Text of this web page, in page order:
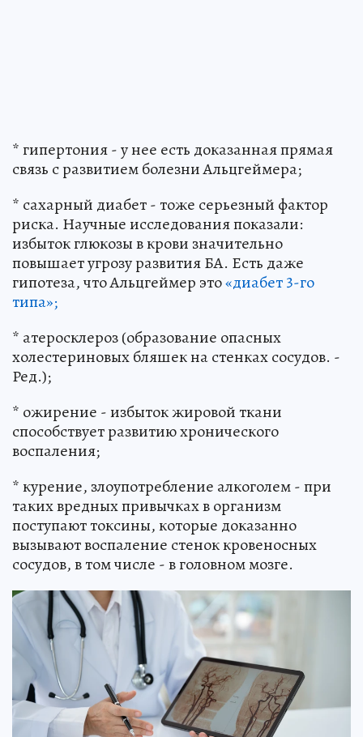
* гипертония - у нее есть доказанная прямая
связь с развитием болезни Альцгеймера;
* сахарный диабет - тоже серьезный фактор
риска. Научные исследования показали:
избыток глюкозы в крови значительно
повышает угрозу развития БА. Есть даже
гипотеза, что Альцгеймер это«диабет 3-го
типа»;
* атеросклероз (образование опасных
холестериновых бляшек на стенках сосудов. -
Ред.);
* ожирение - избыток жировой ткани
способствует развитию хронического
воспаления;
* курение, злоупотребление алкоголем - при
таких вредных привычках в организм
поступают токсины, которые доказанно
вызывают воспаление стенок кровеносных
сосудов, в том числе - в головном мозге.